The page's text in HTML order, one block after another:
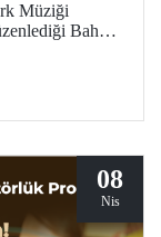
Müziği
Bahar
buluşturdu.
08
Nis